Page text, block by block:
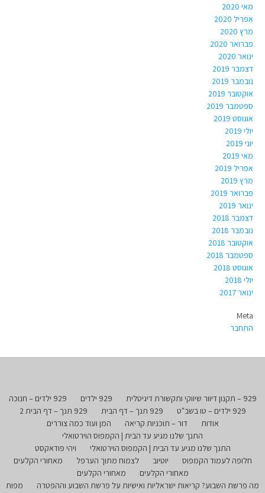
מאי 2020
אפריל 2020
מרץ 2020
פברואר 2020
ינואר 2020
דצמבר 2019
נובמבר 2019
אוקטובר 2019
ספטמבר 2019
אוגוסט 2019
יולי 2019
יוני 2019
מאי 2019
אפריל 2019
מרץ 2019
פברואר 2019
ינואר 2019
דצמבר 2018
נובמבר 2018
אוקטובר 2018
ספטמבר 2018
אוגוסט 2018
יולי 2018
ינואר 2017
Meta
התחבר
929 – תקנון דיוור שיווקי ותקשורת דיגיטלית 929 ילדים
929 ילדים – חנוכה
929 ילדים – טו בשב"ט
929 תנך – דף הבית
929 תנך – דף הבית 2
אודות
דור – תוכניות קריאה
המן ועוד כמה צוררים
התנך שלנו מגיע עד הבית | הקמפוס הוירטואלי
התנך שלנו מגיע עד הבית | הקמפוס הוירטואלי
ויהי פודאקסט
חלופה לעמוד הקמפוס
יוטיוב לצמוח מתוך הערפל
מאחורי הקלעים
מאחורי הקלעים
מאחורי הקלעים
מה פרשת השבוע? קריאות ישראליות ואישיות על פרשת השבוע וההפטרה
מפות